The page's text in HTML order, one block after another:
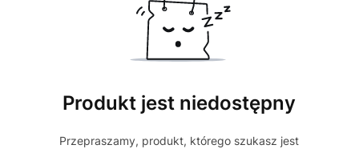
Produkt jest niedostępny
Przepraszamy, produkt, którego szukasz jest